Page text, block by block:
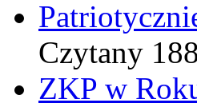
Czytany
ZKP w